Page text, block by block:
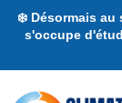
❄️ Désormais au
s'occupe